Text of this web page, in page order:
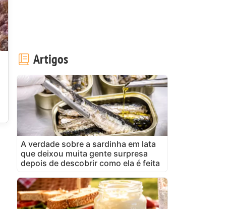
Artigos
A verdade sobre a sardinha em lata
que deixou muita gente surpresa
depois de descobrir como ela é feita